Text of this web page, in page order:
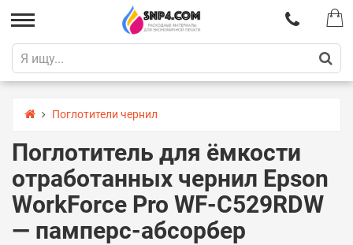
Поглотители чернил
Поглотитель для ёмкости
отработанных чернил Epson
WorkForce Pro WF-C529RDW
— памперс-абсорбер